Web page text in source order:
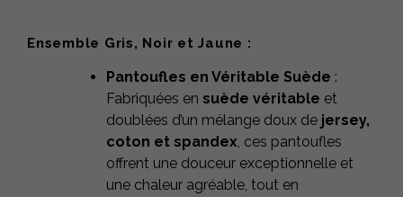
Ensemble Gris, Noir et Jaune :
Pantoufles en Véritable Suède :
Fabriquées en suède véritable et
doublées d’un mélange doux de jersey,
coton et spandex, ces pantoufles
offrent une douceur exceptionnelle et
une chaleur agréable, tout en